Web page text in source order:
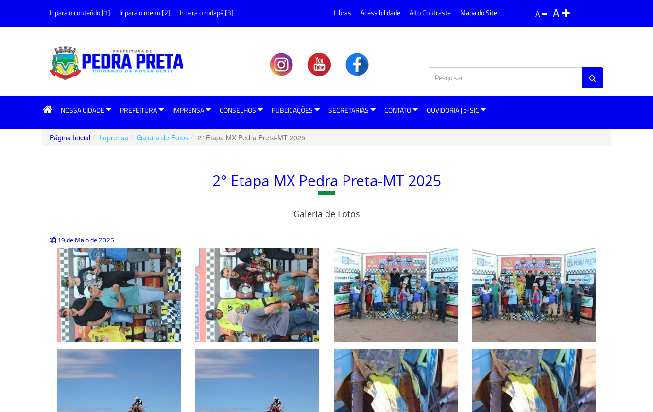
Ir para o conteúdo [1] Ir para o menu [2] Ir para o rodapé [3] A | A
Libras Acessibilidade Alto Contraste Mapa do Site
NOSSA CIDADE PREFEITURA IMPRENSA CONSELHOS PUBLICAÇÕES SECRETARIAS CONTATO OUVIDORIA | e-SIC
Página Inicial Imprensa Galeria de Fotos 2° Etapa MX Pedra Preta-MT 2025
2° Etapa MX Pedra Preta-MT 2025
Galeria de Fotos
19 de Maio de 2025